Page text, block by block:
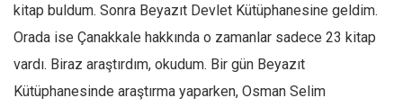
Kitap
Karisi kitap sualleri
7 soruda bu hafta
Ekonomi
kitap buldum. Sonra Beyazıt Devlet Kütüphanesine geldim.
Orada ise Çanakkale hakkında o zamanlar sadece 23 kitap
vardı. Biraz araştırdım, okudum. Bir gün Beyazıt
Kütüphanesinde araştırma yaparken, Osman Selim